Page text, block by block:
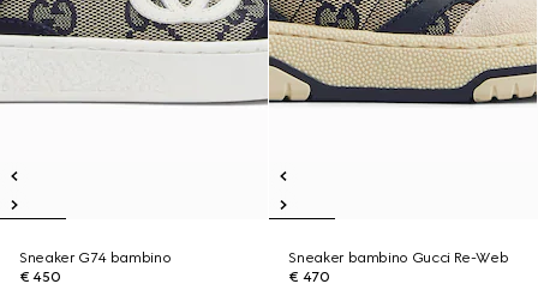
Sneaker G74 bambino
€ 450
Sneaker bambino Gucci Re-Web
€ 470